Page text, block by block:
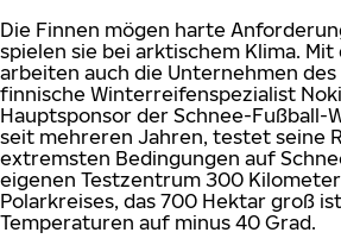
Die Finnen mögen harte
spielen sie bei arktischem Klima.
arbeiten auch die Unternehmen des
finnische Winterreifenspezialist
Hauptsponsor der Schnee-Fußball-
seit mehreren Jahren, testet seine
extremsten Bedingungen auf
eigenen Testzentrum 300
Polarkreises, das 700 Hektar groß
Temperaturen auf minus 40 Grad.